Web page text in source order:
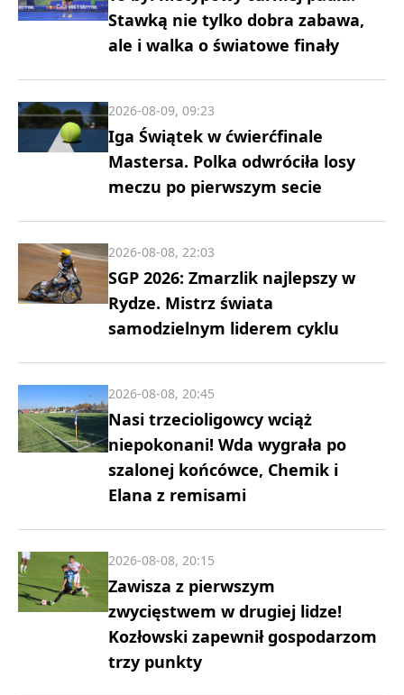
Stawką nie tylko dobra zabawa,
ale i walka o światowe finały
Iga Świątek w ćwierćfinale
Mastersa. Polka odwróciła losy
meczu po pierwszym secie
2026-08-09, 09:23
SGP 2026: Zmarzlik najlepszy w
Rydze. Mistrz świata
samodzielnym liderem cyklu
2026-08-08, 22:03
Nasi trzecioligowcy wciąż
niepokonani! Wda wygrała po
szalonej końcówce, Chemik i
Elana z remisami
2026-08-08, 20:45
Zawisza z pierwszym
zwycięstwem w drugiej lidze!
Kozłowski zapewnił gospodarzom
trzy punkty
2026-08-08, 20:15